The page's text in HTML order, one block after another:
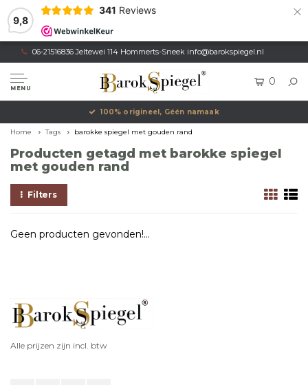
9,8
341 Reviews ×
06-21516836 Jeltewei 114 Hommerts-Sneek info@barokspiegel.nl
MENU
0
100% origineel, Géén namaak
Home Tags barokke spiegel met gouden rand
Producten getagd met barokke spiegel
met gouden rand
Filters
Geen producten gevonden!...
Alle prijzen zijn incl. btw